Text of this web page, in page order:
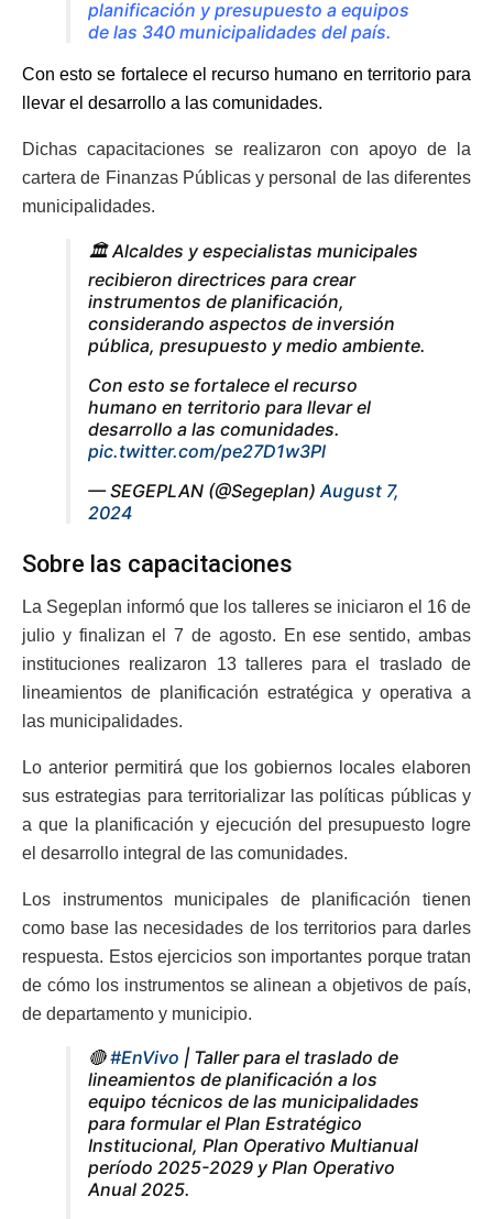
planificación y presupuesto a equipos
de las 340 municipalidades del país.
Con esto se fortalece el recurso humano en territorio para
llevar el desarrollo a las comunidades.
Dichas capacitaciones se realizaron con apoyo de la
cartera de Finanzas Públicas y personal de las diferentes
municipalidades.
🏛️ Alcaldes y especialistas municipales
recibieron directrices para crear
instrumentos de planificación,
considerando aspectos de inversión
pública, presupuesto y medio ambiente.
Con esto se fortalece el recurso
humano en territorio para llevar el
desarrollo a las comunidades.
pic.twitter.com/pe27D1w3Pl
— SEGEPLAN (@Segeplan)August 7,
2024
Sobre las capacitaciones
La Segeplan informó que los talleres se iniciaron el 16 de
julio y finalizan el 7 de agosto. En ese sentido, ambas
instituciones realizaron 13 talleres para el traslado de
lineamientos de planificación estratégica y operativa a
las municipalidades.
Lo anterior permitirá que los gobiernos locales elaboren
sus estrategias para territorializar las políticas públicas y
a que la planificación y ejecución del presupuesto logre
el desarrollo integral de las comunidades.
Los instrumentos municipales de planificación tienen
como base las necesidades de los territorios para darles
respuesta. Estos ejercicios son importantes porque tratan
de cómo los instrumentos se alinean a objetivos de país,
de departamento y municipio.
🔴#EnVivo | Taller para el traslado de
lineamientos de planificación a los
equipo técnicos de las municipalidades
para formular el Plan Estratégico
Institucional, Plan Operativo Multianual
período 2025-2029 y Plan Operativo
Anual 2025.